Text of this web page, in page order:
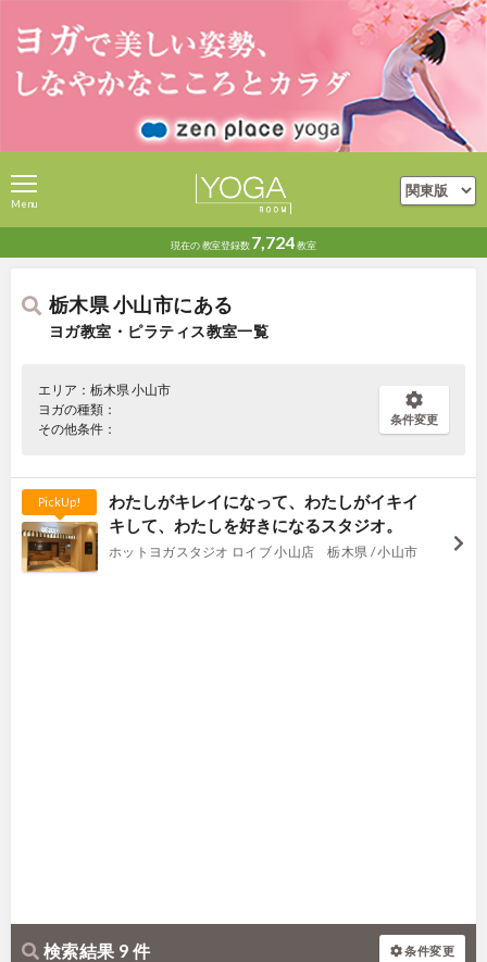
現在の教室登録数 7,724教室
Menu
栃木県 小山市にある
ヨガ教室・ピラティス教室一覧
エリア：栃木県 小山市
ヨガの種類：
その他条件：
条件変更
PickUp!
わたしがキレイになって、わたしがイキイ
キして、わたしを好きになるスタジオ。
ホットヨガスタジオ ロイブ 小山店 栃木県 / 小山市
検索結果 9 件 条件変更